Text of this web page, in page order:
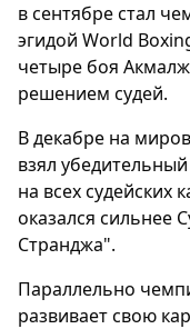
в сентябре стал
эгидой World
четыре боя
решением судей.
В декабре на
взял
на всех судейских
оказался сильнее
Странджа".
Параллельно
развивает свою